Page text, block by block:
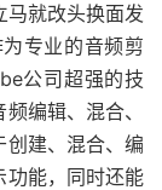
就改头换面发
专业的音频剪
公司超强的技
编辑、混合、
创建、混合、编
功能，同时还能